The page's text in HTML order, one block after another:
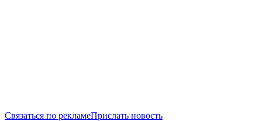
Связаться по рекламеПрислать новость